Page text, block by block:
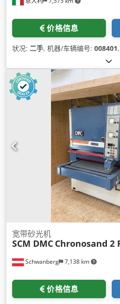
价格信息
状况: 二手, 机器/车辆编号: 008401,
Schwanberg 7,138 km
宽带砂光机
SCM DMC Chronosand 2
价格信息